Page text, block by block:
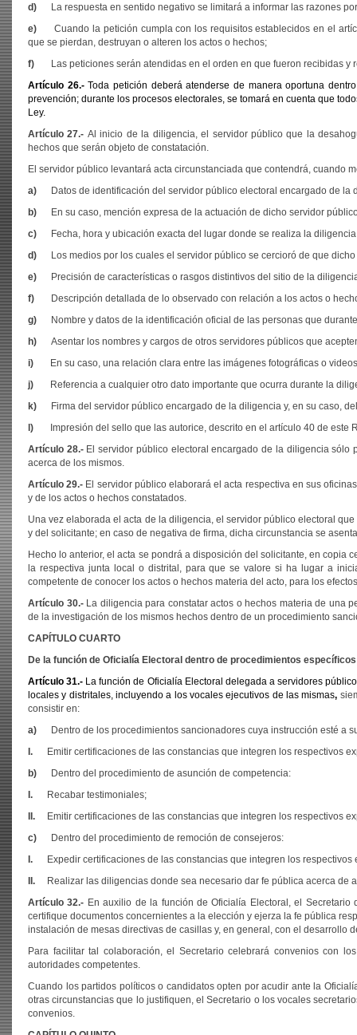
d)
La respuesta en sentido negativo se limitará a informar las razones
e)Cuando la petición cumpla con los requisitos establecidos en el
que se pierdan, destruyan o alteren los actos o hechos;
f)
Las peticiones serán atendidas en el orden en que fueron recibidas
Artículo 26.-Toda petición deberá atenderse de manera oportuna
prevención; durante los procesos electorales, se tomará en cuenta que
Ley.
Artículo 27.- Al inicio de la diligencia, el servidor público que la
hechos que serán objeto de constatación.
El servidor público levantará acta circunstanciada que contendrá, cuando
a)
Datos de identificación del servidor público electoral encargado de la
b)
En su caso, mención expresa de la actuación de dicho servidor
c)
Fecha, hora y ubicación exacta del lugar donde se realiza la
d)
Los medios por los cuales el servidor público se cercioró de que
e)
Precisión de características o rasgos distintivos del sitio de la
f)
Descripción detallada de lo observado con relación a los actos o
g)
Nombre y datos de la identificación oficial de las personas que
h) Asentar los nombres y cargos de otros servidores públicos que
i)
En su caso, una relación clara entre las imágenes fotográficas o
j)
Referencia a cualquier otro dato importante que ocurra durante la
k)
Firma del servidor público encargado de la diligencia y, en su caso,
l)
Impresión del sello que las autorice, descrito en el artículo 40 de este
Artículo 28.-El servidor público electoral encargado de la diligencia sólo
acerca de los mismos.
Artículo 29.- El servidor público elaborará el acta respectiva en sus
y de los actos o hechos constatados.
Una vez elaborada el acta de la diligencia, el servidor público electoral
y del solicitante; en caso de negativa de firma, dicha circunstancia se
Hecho lo anterior, el acta se pondrá a disposición del solicitante, en copia
la respectiva junta local o distrital, para que se valore si ha lugar a
competente de conocer los actos o hechos materia del acto, para los
Artículo 30.-La diligencia para constatar actos o hechos materia de una
de la investigación de los mismos hechos dentro de un procedimiento
CAPÍTULO CUARTO
De la función de Oficialía Electoral dentro de procedimientos específicos
Artículo 31.- La función de Oficialía Electoral delegada a servidores
locales y distritales, incluyendo a los vocales ejecutivos de las mismas,
consistir en:
a)
Dentro de los procedimientos sancionadores cuya instrucción esté a
I.
Emitir certificaciones de las constancias que integren los respectivos
b)
Dentro del procedimiento de asunción de competencia:
I.
Recabar testimoniales;
II.
Emitir certificaciones de las constancias que integren los respectivos
c)
Dentro del procedimiento de remoción de consejeros:
I.
Expedir certificaciones de las constancias que integren los respectivos
II.
Realizar las diligencias donde sea necesario dar fe pública acerca de
Artículo 32.- En auxilio de la función de Oficialía Electoral, el
certifique documentos concernientes a la elección y ejerza la fe pública
instalación de mesas directivas de casillas y, en general, con el desarrollo
Para facilitar tal colaboración, el Secretario celebrará convenios con
autoridades competentes.
Cuando los partidos políticos o candidatos opten por acudir ante la
otras circunstancias que lo justifiquen, el Secretario o los vocales
convenios.